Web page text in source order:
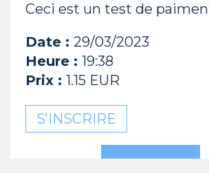
Ceci est un test de
Date : 29/03/2023
Heure : 19:38
Prix : 1.15 EUR
S'INSCRIRE